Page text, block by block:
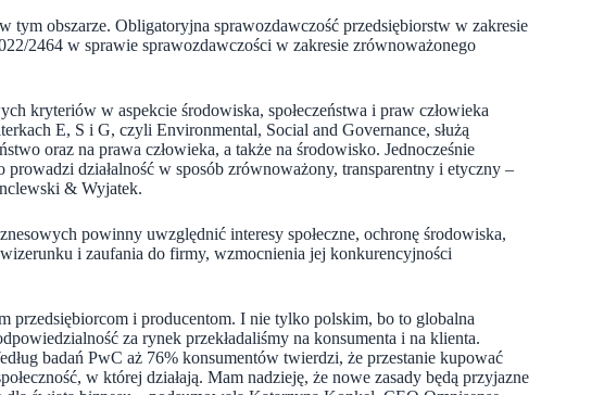
obszarze. Obligatoryjna sprawozdawczość przedsiębiorstw w zakresie
2464 w sprawie sprawozdawczości w zakresie zrównoważonego
kryteriów w aspekcie środowiska, społeczeństwa i praw człowieka
E, S i G, czyli Environmental, Social and Governance, służą
oraz na prawa człowieka, a także na środowisko. Jednocześnie
działalność w sposób zrównoważony, transparentny i etyczny –
& Wyjatek.
powinny uwzględnić interesy społeczne, ochronę środowiska,
i zaufania do firmy, wzmocnienia jej konkurencyjności
przedsiębiorcom i producentom. I nie tylko polskim, bo to globalna
za rynek przekładaliśmy na konsumenta i na klienta.
badań PwC aż 76% konsumentów twierdzi, że przestanie kupować
w której działają. Mam nadzieję, że nowe zasady będą przyjazne